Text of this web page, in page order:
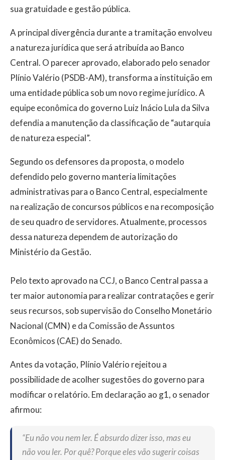
sua gratuidade e gestão pública.
A principal divergência durante a tramitação envolveu
a natureza jurídica que será atribuída ao Banco
Central. O parecer aprovado, elaborado pelo senador
Plínio Valério (PSDB-AM), transforma a instituição em
uma entidade pública sob um novo regime jurídico. A
equipe econômica do governo Luiz Inácio Lula da Silva
defendia a manutenção da classificação de “autarquia
de natureza especial”.
Segundo os defensores da proposta, o modelo
defendido pelo governo manteria limitações
administrativas para o Banco Central, especialmente
na realização de concursos públicos e na recomposição
de seu quadro de servidores. Atualmente, processos
dessa natureza dependem de autorização do
Ministério da Gestão.
Pelo texto aprovado na CCJ, o Banco Central passa a
ter maior autonomia para realizar contratações e gerir
seus recursos, sob supervisão do Conselho Monetário
Nacional (CMN) e da Comissão de Assuntos
Econômicos (CAE) do Senado.
Antes da votação, Plínio Valério rejeitou a
possibilidade de acolher sugestões do governo para
modificar o relatório. Em declaração ao g1, o senador
afirmou:
“Eu não vou nem ler. É absurdo dizer isso, mas eu
não vou ler. Por quê? Porque eles vão sugerir coisas